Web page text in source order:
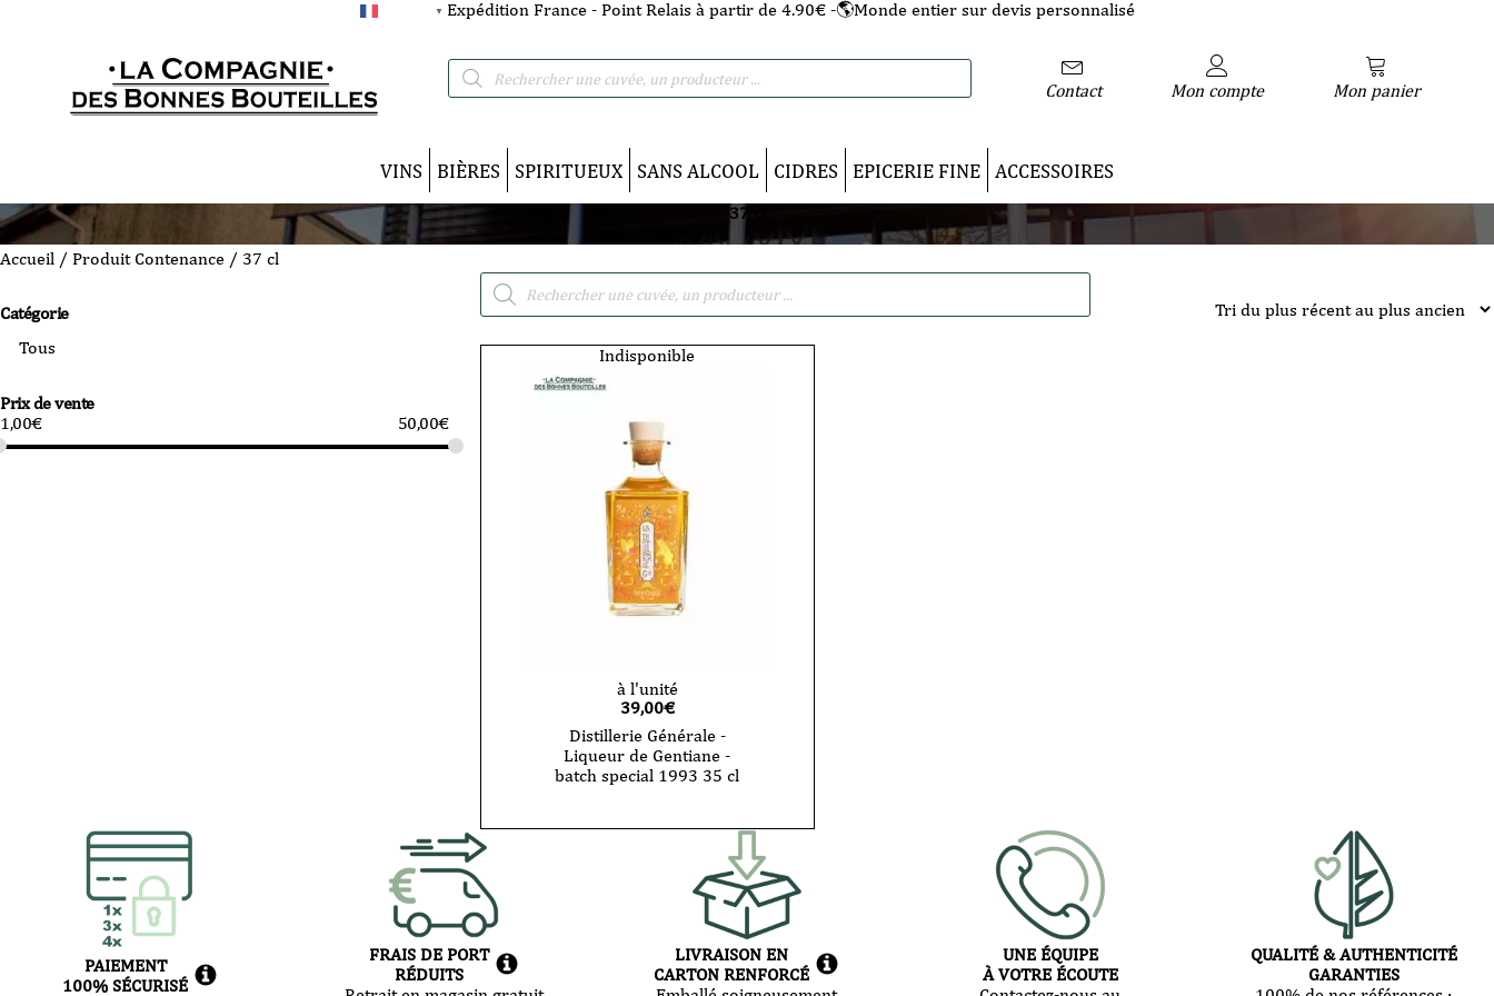
▼ Expédition France - Point Relais à partir de 4.90€ -🌎Monde entier sur devis personnalisé
Recherche
de
Contact Mon compte Mon panier
VINS BIÈRES SPIRITUEUX SANS ALCOOL CIDRES EPICERIE FINE ACCESSOIRES
37 cl
Accueil / Produit Contenance / 37 cl
Recherche
Catégorie
Prix de vente
1,00€ 50,00€
Indisponible
à l'unité
39,00€
Distillerie Générale -
Liqueur de Gentiane -
batch special 1993 35 cl
PAIEMENT
100% SÉCURISÉ
FRAIS DE PORT
RÉDUITS
LIVRAISON EN
CARTON RENFORCÉ
UNE ÉQUIPE
À VOTRE ÉCOUTE
QUALITÉ & AUTHENTICITÉ
GARANTIES